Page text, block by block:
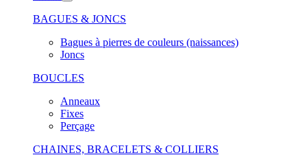
BAGUES & JONCS
Bagues à pierres de couleurs (naissances)
Joncs
BOUCLES
Anneaux
Fixes
Perçage
CHAINES, BRACELETS & COLLIERS